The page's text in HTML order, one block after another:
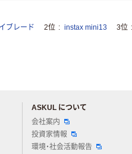
ブレード 2位 instax mini13 3位
ASKUL について
会社案内
投資家情報
環境・社会活動報告